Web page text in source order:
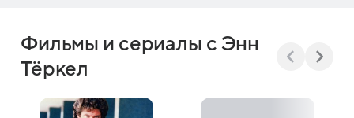
Фильмы и сериалы с Энн
Тёркел